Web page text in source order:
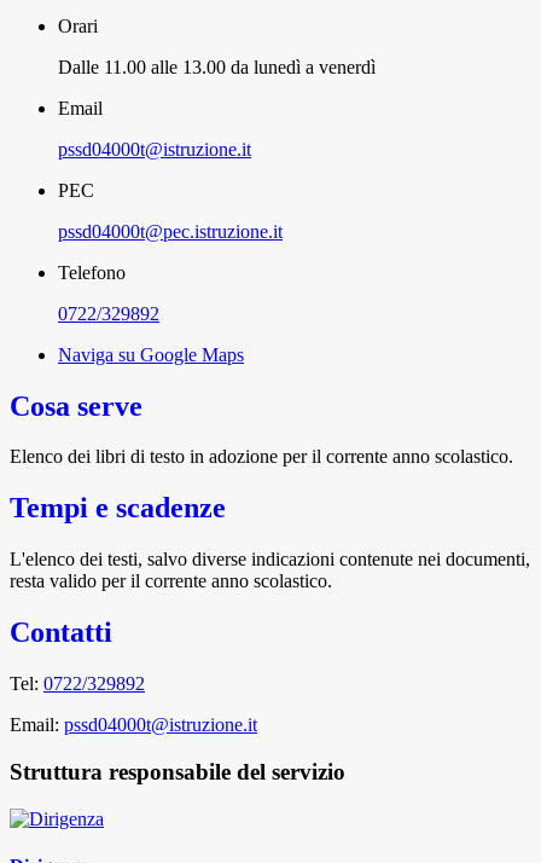
Orari
Dalle 11.00 alle 13.00 da lunedì a venerdì
Email
pssd04000t@istruzione.it
PEC
pssd04000t@pec.istruzione.it
Telefono
0722/329892
Naviga su Google Maps
Cosa serve
Elenco dei libri di testo in adozione per il corrente anno scolastico.
Tempi e scadenze
L'elenco dei testi, salvo diverse indicazioni contenute nei documenti,
resta valido per il corrente anno scolastico.
Contatti
Tel: 0722/329892
Email: pssd04000t@istruzione.it
Struttura responsabile del servizio